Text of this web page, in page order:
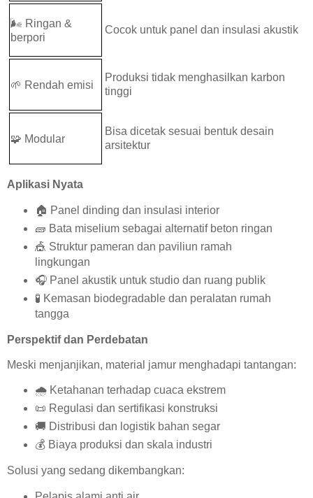
🌬️ Ringan &
berpori
Cocok untuk panel dan insulasi akustik
🌱 Rendah emisi
Produksi tidak menghasilkan karbon
tinggi
🧩 Modular
Bisa dicetak sesuai bentuk desain
arsitektur
Aplikasi Nyata
🏠 Panel dinding dan insulasi interior
🧱 Bata miselium sebagai alternatif beton ringan
🎪 Struktur pameran dan paviliun ramah
lingkungan
🎧Panel akustik untuk studio dan ruang publik
🧪 Kemasan biodegradable dan peralatan rumah
tangga
Perspektif dan Perdebatan
Meski menjanjikan, material jamur menghadapi tantangan:
🌧️Ketahanan terhadap cuaca ekstrem
📜 Regulasi dan sertifikasi konstruksi
🚚 Distribusi dan logistik bahan segar
💰Biaya produksi dan skala industri
Solusi yang sedang dikembangkan: